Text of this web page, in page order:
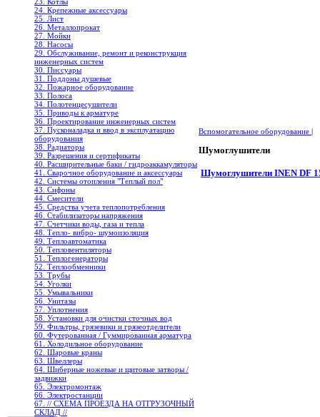
24. Крепежные аксессуары
25. Лист
26. Металлопрокат
27. Мойки
28. Насосы
29. Обслуживание, ремонт и реконструкция
инженерных систем
30. Писсуары
31. Поддоны душевые
32. Пожарное оборудование
33. Полоса
34. Полотенцесушители
35. Приводы к арматуре
36. Проектирование инженерных систем
37. Пусконаладка и ввод в эксплуатацию
оборудования
38. Радиаторы
39. Разрешения и сертификаты
40. Расширительные баки / гидроаккамуляторы
41. Сварочное оборудование и аксессуары
42. Системы отопления "Теплый пол"
43. Сифоны
44. Смесители
45. Средства учета теплопотребления
46. Стабилизаторы напряжения
47. Счетчики воды, газа и тепла
48. Тепло- вибро- шумоизоляция
49. Теплоавтоматика
50. Тепловентиляторы
51. Теплогенераторы
52. Теплообменники
53. Трубы
54. Уголки
55. Умывальники
56. Унитазы
57. Уплотнения
58. Установки для очистки сточных вод
59. Фильтры, грязевики и грязеотделители
60. Футерованная / Гуммированная арматура
61. Холодильное oборудование
62. Шаровые краны
63. Швеллеры
64. Шиберные ножевые и щитовые затворы /
задвижки
65. Электромонтаж
66. Электростанции
67. // СХЕМА ПРОЕЗДА НА ОТГРУЗОЧНЫЙ
СКЛАД //
Вспомогательное оборудование |
Шумоглушители
Шумоглушители INEN DF